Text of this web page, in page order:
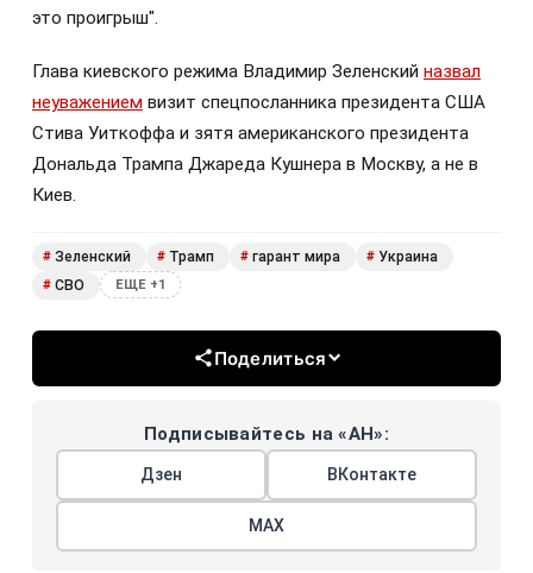
это проигрыш".
Глава киевского режима Владимир Зеленский назвал
неуважением визит спецпосланника президента США
Стива Уиткоффа и зятя американского президента
Дональда Трампа Джареда Кушнера в Москву, а не в
Киев.
# Зеленский # Трамп # гарант мира # Украина
# СВО ЕЩЕ +1
Поделиться
Подписывайтесь на «АН»:
Дзен ВКонтакте
МАХ